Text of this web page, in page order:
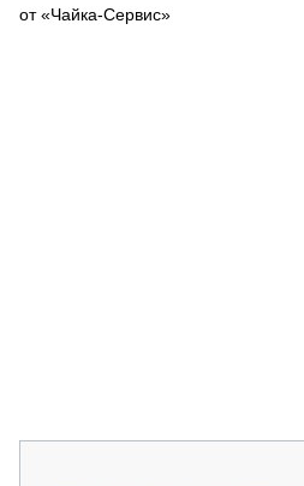
СПЕЦПРОЕКТЫ
от «Чайка-Сервис»